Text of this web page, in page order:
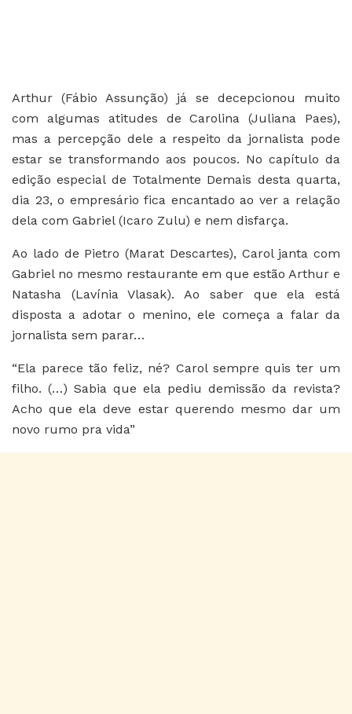
Arthur (Fábio Assunção) já se decepcionou muito
com algumas atitudes de Carolina (Juliana Paes),
mas a percepção dele a respeito da jornalista pode
estar se transformando aos poucos. No capítulo da
edição especial de Totalmente Demais desta quarta,
dia 23, o empresário fica encantado ao ver a relação
dela com Gabriel (Icaro Zulu) e nem disfarça.
Ao lado de Pietro (Marat Descartes), Carol janta com
Gabriel no mesmo restaurante em que estão Arthur e
Natasha (Lavínia Vlasak). Ao saber que ela está
disposta a adotar o menino, ele começa a falar da
jornalista sem parar…
“Ela parece tão feliz, né? Carol sempre quis ter um
filho. (…) Sabia que ela pediu demissão da revista?
Acho que ela deve estar querendo mesmo dar um
novo rumo pra vida”